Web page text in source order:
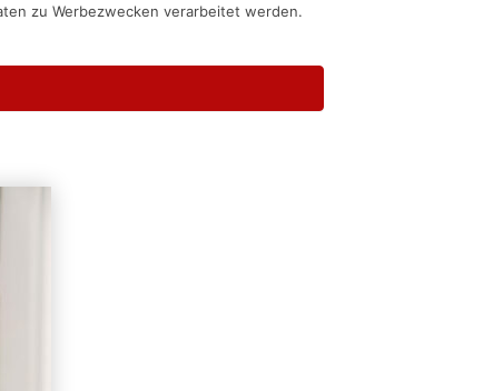
zu Werbezwecken verarbeitet werden.